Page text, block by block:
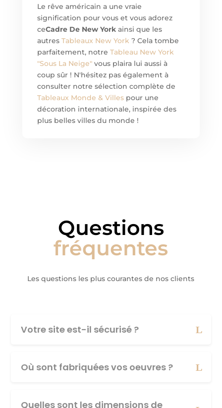
Le rêve américain a une vraie
signification pour vous et vous adorez
ceCadre De New Yorkainsi que les
autres Tableaux New York? Cela tombe
parfaitement, notre Tableau New York
"Sous La Neige"vous plaira lui aussi à
coup sûr ! N'hésitez pas également à
consulter notre sélection complète de
Tableaux Monde & Villespour une
décoration internationale, inspirée des
plus belles villes du monde !
Questions
fréquentes
Les questions les plus courantes de nos clients
Votre site est-il sécurisé ?
Où sont fabriquées vos oeuvres ?
Quelles sont les dimensions de